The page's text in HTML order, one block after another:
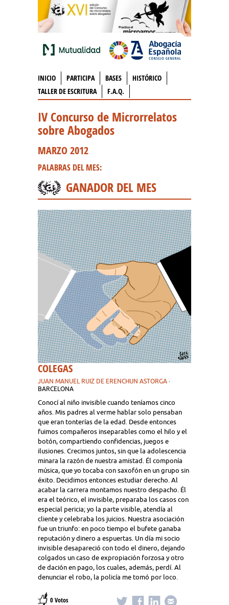
INICIO PARTICIPA BASES
HISTÓRICO
TALLER DE ESCRITURA
F.A.Q.
IV Concurso de Microrrelatos
sobre Abogados
MARZO 2012
PALABRAS DEL MES:
GANADOR DEL MES
COLEGAS
JUAN MANUEL RUIZ DE ERENCHUN ASTORGA ·
BARCELONA
Conocí al niño invisible cuando teníamos cinco
años. Mis padres al verme hablar solo pensaban
que eran tonterías de la edad. Desde entonces
fuimos compañeros inseparables como el hilo y el
botón, compartiendo confidencias, juegos e
ilusiones. Crecimos juntos, sin que la adolescencia
minara la razón de nuestra amistad. Él componía
música, que yo tocaba con saxofón en un grupo sin
éxito. Decidimos entonces estudiar derecho. Al
acabar la carrera montamos nuestro despacho. Él
era el teórico, el invisible, preparaba los casos con
especial pericia; yo la parte visible, atendía al
cliente y celebraba los juicios. Nuestra asociación
fue un triunfo: en poco tiempo el bufete ganaba
reputación y dinero a espuertas. Un día mi socio
invisible desapareció con todo el dinero, dejando
colgados un caso de expropiación forzosa y otro
de dación en pago, los cuales, además, perdí. Al
denunciar el robo, la policía me tomó por loco.
0 Votos